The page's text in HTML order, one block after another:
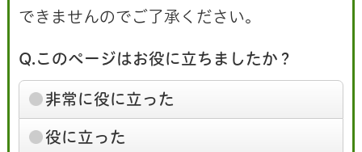
できませんのでご了承ください。
Q.このページはお役に立ちましたか？
非常に役に立った
役に立った